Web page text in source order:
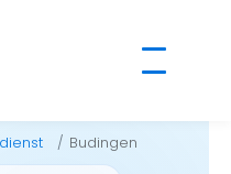
Budingen